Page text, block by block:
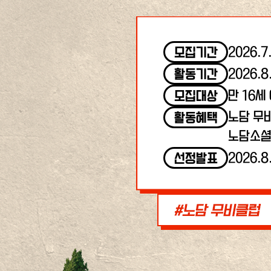
모집기간
활동기간
모집대상
만 16세
활동혜택
노담 무
노담소
선정발표